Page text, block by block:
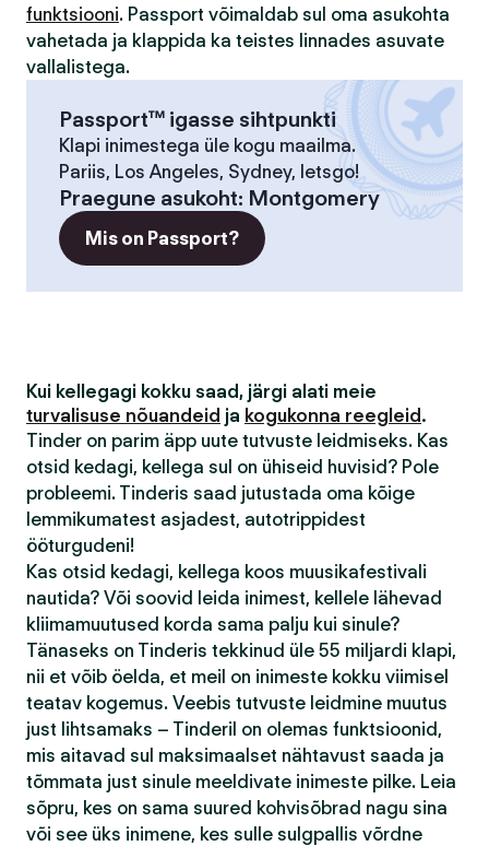
funktsiooni. Passport võimaldab sul oma asukohta
vahetada ja klappida ka teistes linnades asuvate
vallalistega.
Passport™ igasse sihtpunkti
Klapi inimestega üle kogu maailma.
Pariis, Los Angeles, Sydney, letsgo!
Praegune asukoht: Montgomery
Mis on Passport?
Kui kellegagi kokku saad, järgi alati meie
turvalisuse nõuandeid ja kogukonna reegleid .
Tinder on parim äpp uute tutvuste leidmiseks. Kas
otsid kedagi, kellega sul on ühiseid huvisid? Pole
probleemi. Tinderis saad jutustada oma kõige
lemmikumatest asjadest, autotrippidest
ööturgudeni!
Kas otsid kedagi, kellega koos muusikafestivali
nautida? Või soovid leida inimest, kellele lähevad
kliimamuutused korda sama palju kui sinule?
Tänaseks on Tinderis tekkinud üle 55 miljardi klapi,
nii et võib öelda, et meil on inimeste kokku viimisel
teatav kogemus. Veebis tutvuste leidmine muutus
just lihtsamaks – Tinderil on olemas funktsioonid,
mis aitavad sul maksimaalset nähtavust saada ja
tõmmata just sinule meeldivate inimeste pilke. Leia
sõpru, kes on sama suured kohvisõbrad nagu sina
või see üks inimene, kes sulle sulgpallis võrdne